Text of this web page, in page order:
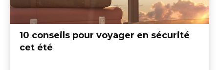
10 conseils pour voyager en sécurité
cet été